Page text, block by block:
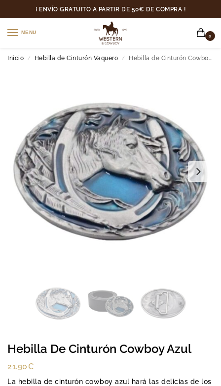
¡ ENVÍO GRATUITO A PARTIR DE 50€ DE COMPRA !
MENU
0
Inicio / Hebilla de Cinturón Vaquero / Hebilla de Cinturón Cowboy Azul
Hebilla De Cinturón Cowboy Azul
21.90€
La hebilla de cinturón cowboy azul hará las delicias de los